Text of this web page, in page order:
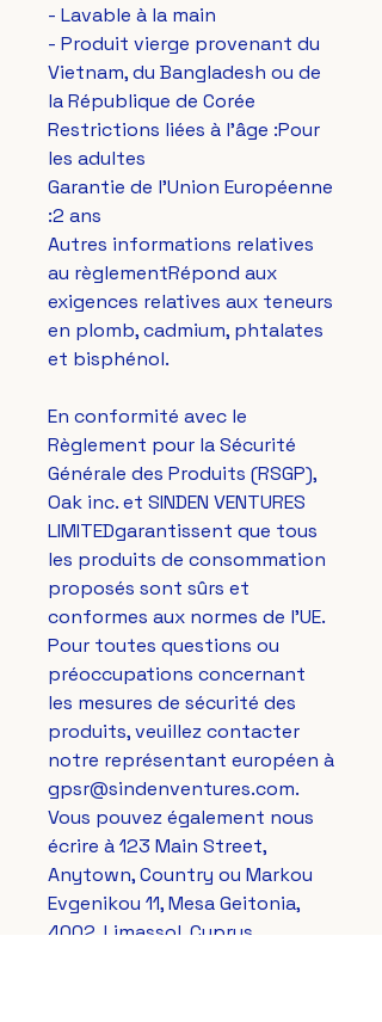
- Lavable à la main
- Produit vierge provenant du
Vietnam, du Bangladesh ou de
la République de Corée
Restrictions liées à l'âge :Pour
les adultes
Garantie de l'Union Européenne
:2 ans
Autres informations relatives
au règlementRépond aux
exigences relatives aux teneurs
en plomb, cadmium, phtalates
et bisphénol.
En conformité avec le
Règlement pour la Sécurité
Oak inc. et SINDEN VENTURES
LIMITEDgarantissent que tous
les produits de consommation
proposés sont sûrs et
conformes aux normes de l'UE.
Pour toutes questions ou
préoccupations concernant
les mesures de sécurité des
produits, veuillez contacter
gpsr@sindenventures.com.
Vous pouvez également nous
écrire à 123 Main Street,
Anytown, Country ou Markou
Evgenikou 11, Mesa Geitonia,
4002, Limassol, Cyprus.